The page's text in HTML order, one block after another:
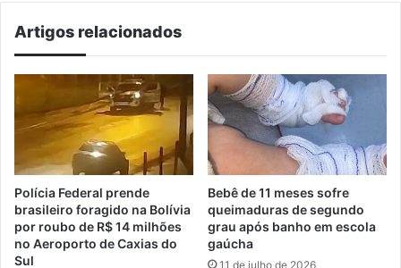
Artigos relacionados
Polícia Federal prende
brasileiro foragido na Bolívia
por roubo de R$ 14 milhões
no Aeroporto de Caxias do
Sul
Bebê de 11 meses sofre
queimaduras de segundo
grau após banho em escola
gaúcha
11 de julho de 2026